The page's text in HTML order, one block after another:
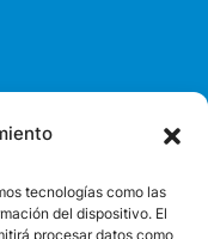
tecnologías como las
del dispositivo. El
procesar datos como